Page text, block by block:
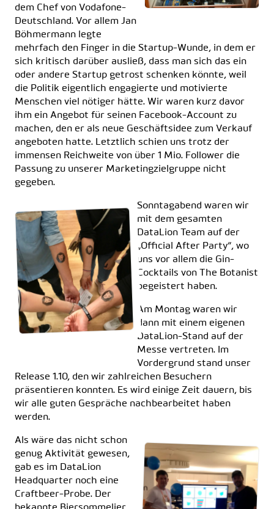
dem Chef von Vodafone-
Deutschland. Vor allem Jan
Böhmermann legte
mehrfach den Finger in die Startup-Wunde, in dem er
sich kritisch darüber ausließ, dass man sich das ein
oder andere Startup getrost schenken könnte, weil
die Politik eigentlich engagierte und motivierte
Menschen viel nötiger hätte. Wir waren kurz davor
ihm ein Angebot für seinen Facebook-Account zu
machen, den er als neue Geschäftsidee zum Verkauf
angeboten hatte. Letztlich schien uns trotz der
immensen Reichweite von über 1 Mio. Follower die
Passung zu unserer Marketingzielgruppe nicht
gegeben.
Sonntagabend waren wir
mit dem gesamten
DataLion Team auf der
„Official After Party“, wo
uns vor allem die Gin-
Cocktails von The Botanist
begeistert haben.
Am Montag waren wir
dann mit einem eigenen
DataLion-Stand auf der
Messe vertreten. Im
Vordergrund stand unser
Release 1.10, den wir zahlreichen Besuchern
präsentieren konnten. Es wird einige Zeit dauern, bis
wir alle guten Gespräche nachbearbeitet haben
werden.
Als wäre das nicht schon
genug Aktivität gewesen,
gab es im DataLion
Headquarter noch eine
Craftbeer-Probe. Der